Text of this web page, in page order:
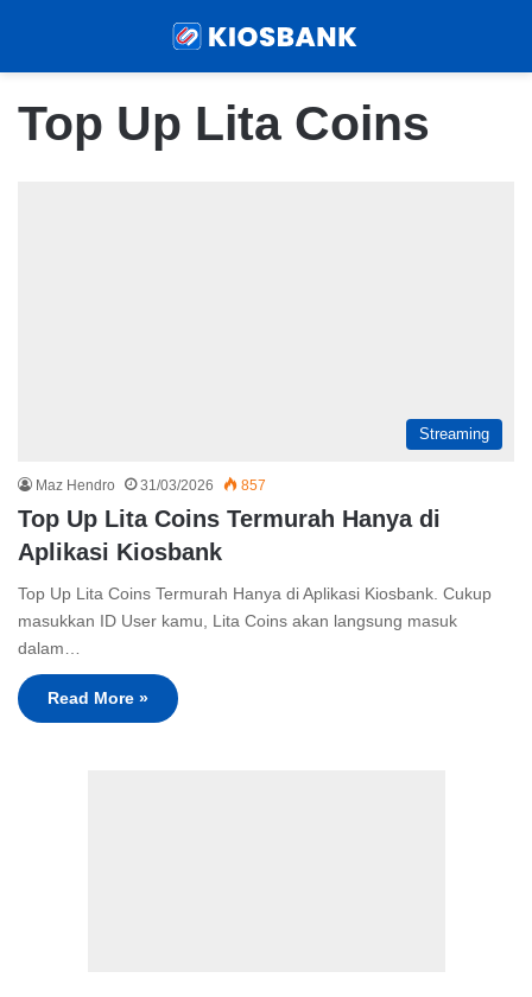
Top Up Lita Coins
Streaming
Maz Hendro 31/03/2026 857
Top Up Lita Coins Termurah Hanya di
Aplikasi Kiosbank
Top Up Lita Coins Termurah Hanya di Aplikasi Kiosbank. Cukup
masukkan ID User kamu, Lita Coins akan langsung masuk
dalam…
Read More »